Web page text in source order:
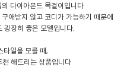
다이아몬드 목걸이입니다
애받지 않고 코디가 가능하기 때문에
굉장히 좋은 모델입니다.
타일을 모를 때,
천 해드리는 상품입니다